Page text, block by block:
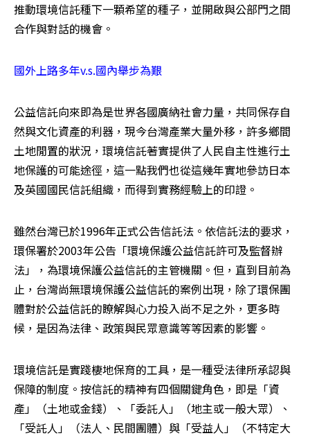
推動環境信託種下一顆希望的種子，並開啟與公部門之間
合作與對話的機會。
國外上路多年v.s.國內舉步為艱
公益信託向來即為是世界各國廣納社會力量，共同保存自
然與文化資產的利器，現今台灣產業大量外移，許多鄉間
土地閒置的狀況，環境信託著實提供了人民自主性進行土
地保護的可能途徑，這一點我們也從這幾年實地參訪日本
及英國國民信託組織，而得到實務經驗上的印證。
雖然台灣已於1996年正式公告信託法。依信託法的要求，
環保署於2003年公告「環境保護公益信託許可及監督辦
法」，為環境保護公益信託的主管機關。但，直到目前為
止，台灣尚無環境保護公益信託的案例出現，除了環保團
體對於公益信託的瞭解與心力投入尚不足之外，更多時
候，是因為法律、政策與民眾意識等等因素的影響。
環境信託是實踐棲地保育的工具，是一種受法律所承認與
保障的制度。按信託的精神有四個關鍵角色，即是「資
產」（土地或金錢）、「委託人」（地主或一般大眾）、
「受託人」（法人、民間團體）與「受益人」（不特定大